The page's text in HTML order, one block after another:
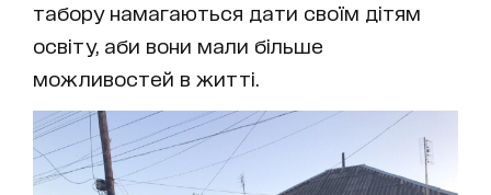
табору намагаються дати своїм дітям
освіту, аби вони мали більше
можливостей в житті.